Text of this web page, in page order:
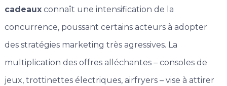
cadeauxconnaît une intensification de la
concurrence, poussant certains acteurs à adopter
des stratégies marketing très agressives. La
multiplication des offres alléchantes – consoles de
jeux, trottinettes électriques, airfryers – vise à attirer